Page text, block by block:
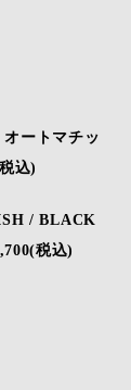
ートマチッ
込)
/ BLACK
税込)